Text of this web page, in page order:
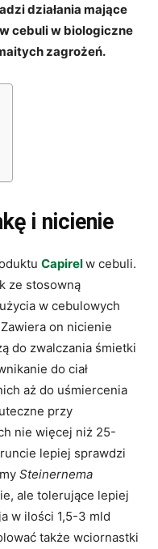
działania mające
cebuli w biologiczne
zagrożeń.
i nicienie
Capirelw cebuli.
ze stosowną
w cebulowych
on nicienie
do zwalczania śmietki
do ciał
aż do uśmiercenia
przy
nie więcej niż 25-
lepiej sprawdzi
Steinernema
ale tolerujące lepiej
w ilości 1,5-3 mld
także wciornastki